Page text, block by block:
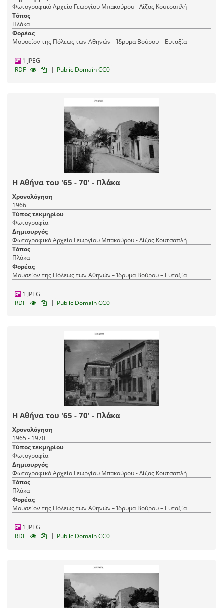
Φωτογραφικό Αρχείο Γεωργίου Μπακούρου - Λίζας Κουτσαπλή
Τόπος
Πλάκα
Φορέας
Μουσείον της Πόλεως των Αθηνών – Ίδρυμα Βούρου – Ευταξία
1 JPEG
RDF
| Public Domain CC0
Η Αθήνα του '65 - 70' - Πλάκα
Χρονολόγηση
1966
Τύπος τεκμηρίου
Φωτογραφία
Δημιουργός
Φωτογραφικό Αρχείο Γεωργίου Μπακούρου - Λίζας Κουτσαπλή
Τόπος
Πλάκα
Φορέας
Μουσείον της Πόλεως των Αθηνών – Ίδρυμα Βούρου – Ευταξία
1 JPEG
RDF
| Public Domain CC0
Η Αθήνα του '65 - 70' - Πλάκα
Χρονολόγηση
1965 - 1970
Τύπος τεκμηρίου
Φωτογραφία
Δημιουργός
Φωτογραφικό Αρχείο Γεωργίου Μπακούρου - Λίζας Κουτσαπλή
Τόπος
Πλάκα
Φορέας
Μουσείον της Πόλεως των Αθηνών – Ίδρυμα Βούρου – Ευταξία
1 JPEG
RDF
| Public Domain CC0